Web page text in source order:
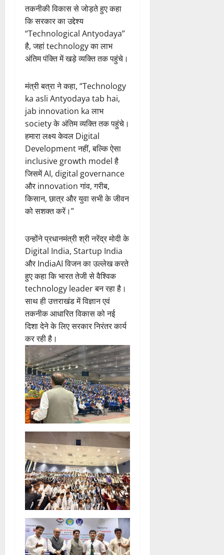
तकनीकी विकास से जोड़ते हुए कहा
कि सरकार का उद्देश्य
“Technological Antyodaya”
है, जहां technology का लाभ
अंतिम पंक्ति में खड़े व्यक्ति तक पहुंचे।
मंत्री बत्रा ने कहा, “Technology
ka asli Antyodaya tab hai,
jab innovation ka लाभ
society के अंतिम व्यक्ति तक पहुंचे।
हमारा लक्ष्य केवल Digital
Development नहीं, बल्कि ऐसा
inclusive growth model है
जिसमें AI, digital governance
और innovation गांव, गरीब,
किसान, छात्र और युवा सभी के जीवन
को सशक्त करें।”
उन्होंने प्रधानमंत्री श्री नरेंद्र मोदी के
Digital India, Startup India
और IndiaAI विजन का उल्लेख करते
हुए कहा कि भारत तेजी से वैश्विक
technology leader बन रहा है।
साथ ही उत्तराखंड में विज्ञान एवं
तकनीक आधारित विकास को नई
दिशा देने के लिए सरकार निरंतर कार्य
कर रही है।